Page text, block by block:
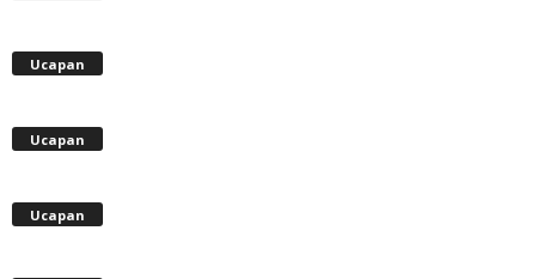
Ucapan
Ucapan
Ucapan